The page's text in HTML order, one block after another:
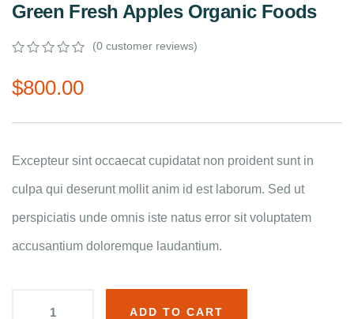
Green Fresh Apples Organic Foods
out
of
on
(0 customer reviews)
$800.00
Excepteur sint occaecat cupidatat non proident sunt in
culpa qui deserunt mollit anim id est laborum. Sed ut
perspiciatis unde omnis iste natus error sit voluptatem
accusantium doloremque laudantium.
ADD TO CART